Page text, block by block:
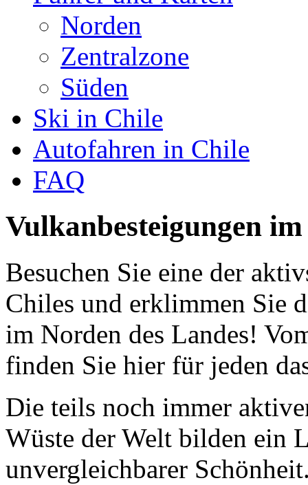
Norden
Zentralzone
Süden
Ski in Chile
Autofahren in Chile
FAQ
Vulkanbesteigungen
Besuchen Sie eine der
Chiles und erklimmen Sie
im Norden des Landes!
finden Sie hier für jeden
Die teils noch immer
Wüste der Welt bilden ein
unvergleichbarer